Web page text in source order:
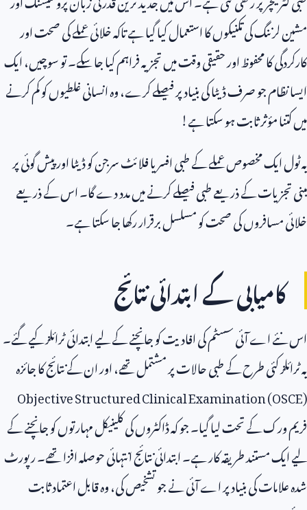
مشین لرننگ کی تکنیکوں کا استعمال کیا گیا ہے تاکہ خلائی عملے کی صحت اور
کارکردگی کا محفوظ اور حقیقی وقت میں تجزیہ فراہم کیا جا سکے۔ تو سوچیں، ایک
ایسا نظام جو صرف ڈیٹا کی بنیاد پر فیصلے کرے، وہ انسانی غلطیوں کو کم کرنے
میں کتنا مؤثر ثابت ہو سکتا ہے!
یہ ٹول ایک مخصوص عملے کے طبی افسر یا فلائٹ سرجن کو ڈیٹا اور پیش گوئی پر
مبنی تجزیات کے ذریعے طبی فیصلے کرنے میں مدد دے گا۔ اس کے ذریعے
خلائی مسافروں کی صحت کو مسلسل برقرار رکھا جا سکتا ہے۔
کامیابی کے ابتدائی نتائج
اس نئے اے آئی سسٹم کی افادیت کو جانچنے کے لیے ابتدائی ٹرائلز کیے گئے۔
یہ ٹرائلز کئی طرح کے طبی حالات پر مشتمل تھے، اور ان کے نتائج کا جائزہ
Objective Structured Clinical Examination (OSCE)
فریم ورک کے تحت لیا گیا۔ جو کہ ڈاکٹروں کی کلینیکل مہارتوں کو جانچنے کے
لیے ایک مستند طریقہ کار ہے۔ ابتدائی نتائج انتہائی حوصلہ افزا تھے۔ رپورٹ
شدہ علامات کی بنیاد پر اے آئی نے جو تشخیص کی، وہ قابل اعتماد ثابت